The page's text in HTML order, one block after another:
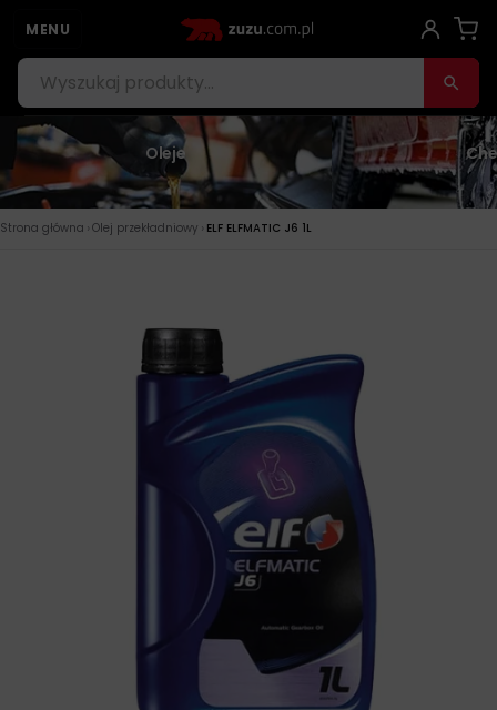
MENU
Oleje
Strona główna › Olej przekładniowy › ELF ELFMATIC J6 1L